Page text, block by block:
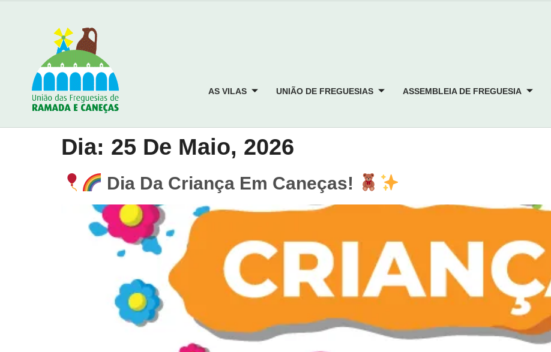
AS VILAS UNIÃO DE FREGUESIAS ASSEMBLEIA DE FREGUESIA
Dia: 25 De Maio, 2026
Dia Da Criança Em Caneças!